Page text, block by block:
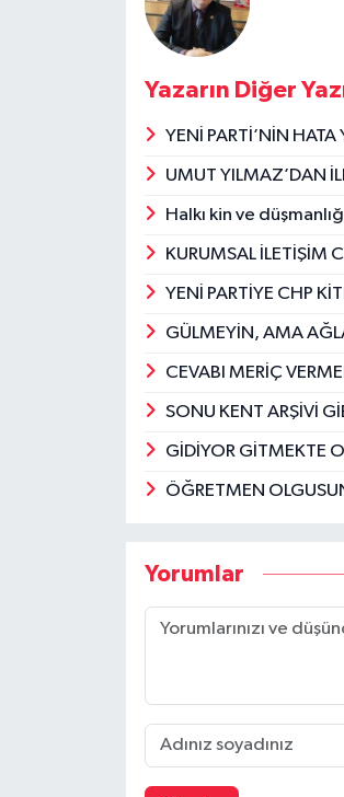
Yazarın Diğer
YENİ PARTİ’NİN
UMUT YILMAZ’DAN
Halkı kin ve
KURUMSAL İLETİŞİM
YENİ PARTİYE CHP
GÜLMEYİN, AMA
CEVABI MERİÇ
SONU KENT ARŞİVİ
GİDİYOR GİTMEKTE
ÖĞRETMEN
Yorumlar